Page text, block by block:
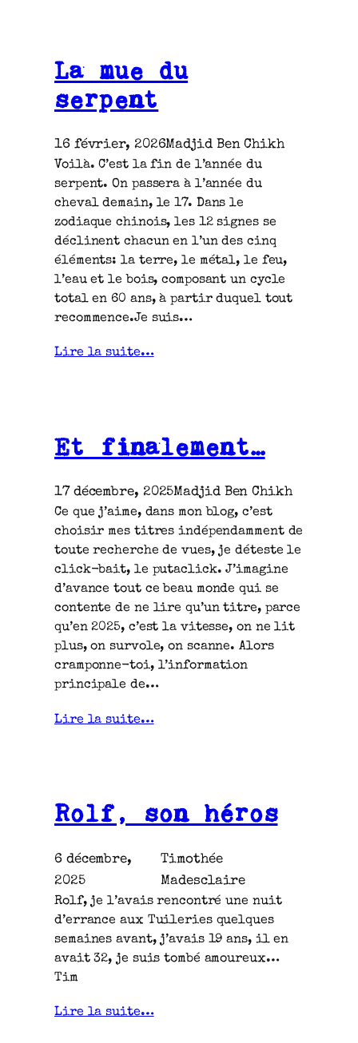
La mue du
serpent
16 février, 2026Madjid Ben Chikh
Voilà. C’est la fin de l’année du
serpent. On passera à l’année du
cheval demain, le 17. Dans le
zodiaque chinois, les 12 signes se
déclinent chacun en l’un des cinq
éléments: la terre, le métal, le feu,
l’eau et le bois, composant un cycle
total en 60 ans, à partir duquel tout
recommence.Je suis…
Lire la suite…
Et finalement…
17 décembre, 2025Madjid Ben Chikh
Ce que j’aime, dans mon blog, c’est
choisir mes titres indépendamment de
toute recherche de vues, je déteste le
click-bait, le putaclick. J’imagine
d’avance tout ce beau monde qui se
contente de ne lire qu’un titre, parce
qu’en 2025, c’est la vitesse, on ne lit
plus, on survole, on scanne. Alors
cramponne-toi, l’information
principale de…
Lire la suite…
Rolf, son héros
6 décembre,
2025
Timothée
Madesclaire
Rolf, je l’avais rencontré une nuit
d’errance aux Tuileries quelques
semaines avant, j’avais 19 ans, il en
avait 32, je suis tombé amoureux…
Tim
Lire la suite…